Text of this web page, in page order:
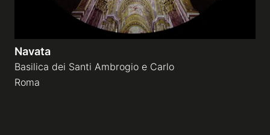
Navata
Basilica dei Santi Ambrogio e Carlo
Roma